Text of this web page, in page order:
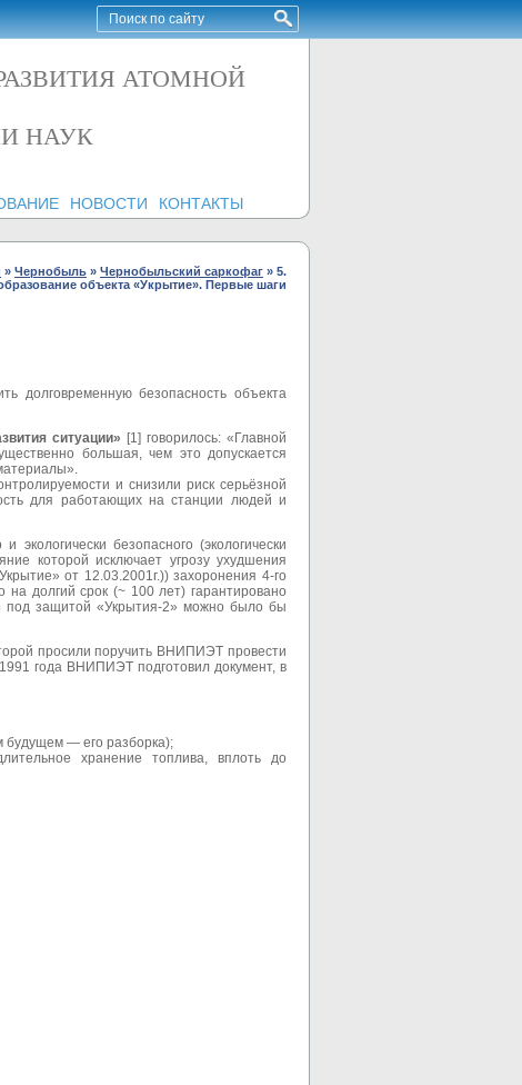
АТОМНОЙ
НАУК
НОВОСТИ КОНТАКТЫ
» Чернобыль » Чернобыльский саркофаг » 5.
объекта «Укрытие». Первые шаги
долговременную безопасность объекта
ситуации» [1] говорилось: «Главной
большая, чем это допускается
и снизили риск серьёзной
для работающих на станции людей и
безопасного (экологически
которой исключает угрозу ухудшения
от 12.03.2001г.)) захоронения 4-го
долгий срок (~ 100 лет) гарантировано
под защитой «Укрытия-2» можно было бы
просили поручить ВНИПИЭТ провести
года ВНИПИЭТ подготовил документ, в
будущем — его разборка);
хранение топлива, вплоть до